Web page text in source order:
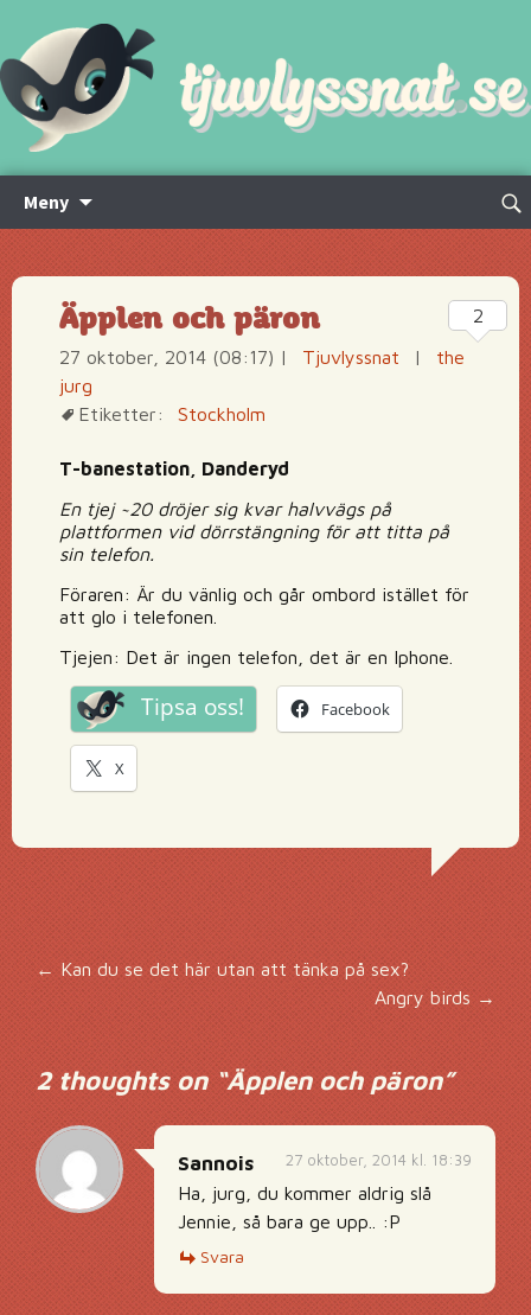
Meny
innehåll
Sök
Äpplen och päron
27 oktober, 2014 (08:17) | Tjuvlyssnat |
the
jurg
Etiketter:
Stockholm
T-banestation, Danderyd
En tjej ~20 dröjer sig kvar halvvägs på
plattformen vid dörrstängning för att titta på
sin telefon.
Föraren: Är du vänlig och går ombord istället för
att glo i telefonen.
Tjejen: Det är ingen telefon, det är en Iphone.
Tipsa oss! Facebook
X
2
Inläggsnavigering
← Kan du se det här utan att tänka på sex?
Angry birds→
2 thoughts on “Äpplen och päron”
27 oktober, 2014 kl. 18:39
Sannois
Ha, jurg, du kommer aldrig slå
Jennie, så bara ge upp.. :P
Svara